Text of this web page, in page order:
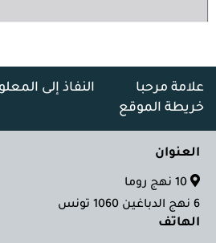
علامة مرحبا النفاذ إلى
خريطة الموقع
العنوان
6 نهج الدباغين 1060 تونس
الهاتف